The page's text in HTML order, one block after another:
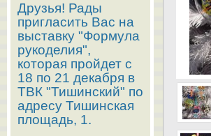
Друзья! Рады
пригласить Вас на
выставку "Формула
рукоделия",
которая пройдет с
18 по 21 декабря в
ТВК "Тишинский" по
адресу Тишинская
площадь, 1.